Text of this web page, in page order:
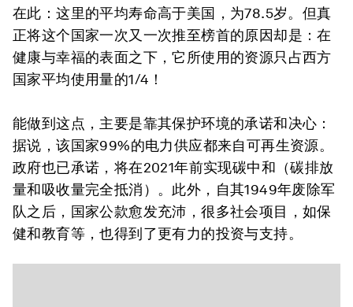
在此：这里的平均寿命高于美国，为78.5岁。但真
正将这个国家一次又一次推至榜首的原因却是：在
健康与幸福的表面之下，它所使用的资源只占西方
国家平均使用量的1/4！
能做到这点，主要是靠其保护环境的承诺和决心：
据说，该国家99%的电力供应都来自可再生资源。
政府也已承诺，将在2021年前实现碳中和（碳排放
量和吸收量完全抵消）。此外，自其1949年废除军
队之后，国家公款愈发充沛，很多社会项目，如保
健和教育等，也得到了更有力的投资与支持。